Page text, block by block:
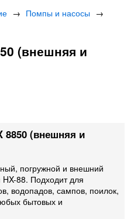
→ Помпы и насосы →
(внешняя и
8850 (внешняя и
погружной и внешний
88. Подходит для
водопадов, сампов, поилок,
бытовых и